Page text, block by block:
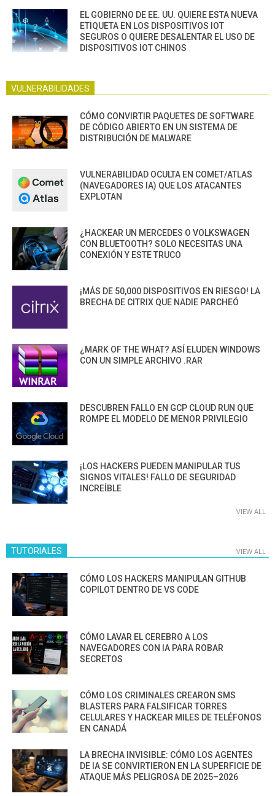
EL GOBIERNO DE EE. UU. QUIERE ESTA NUEVA
ETIQUETA EN LOS DISPOSITIVOS IOT
SEGUROS O QUIERE DESALENTAR EL USO DE
DISPOSITIVOS IOT CHINOS
VULNERABILIDADES
CÓMO CONVIRTIR PAQUETES DE SOFTWARE
DE CÓDIGO ABIERTO EN UN SISTEMA DE
DISTRIBUCIÓN DE MALWARE
VULNERABILIDAD OCULTA EN COMET/ATLAS
(NAVEGADORES IA) QUE LOS ATACANTES
EXPLOTAN
¿HACKEAR UN MERCEDES O VOLKSWAGEN
CON BLUETOOTH? SOLO NECESITAS UNA
CONEXIÓN Y ESTE TRUCO
¡MÁS DE 50,000 DISPOSITIVOS EN RIESGO! LA
BRECHA DE CITRIX QUE NADIE PARCHEÓ
¿MARK OF THE WHAT? ASÍ ELUDEN WINDOWS
CON UN SIMPLE ARCHIVO .RAR
DESCUBREN FALLO EN GCP CLOUD RUN QUE
ROMPE EL MODELO DE MENOR PRIVILEGIO
¡LOS HACKERS PUEDEN MANIPULAR TUS
SIGNOS VITALES! FALLO DE SEGURIDAD
INCREÍBLE
VIEW ALL
TUTORIALES VIEW ALL
CÓMO LOS HACKERS MANIPULAN GITHUB
COPILOT DENTRO DE VS CODE
CÓMO LAVAR EL CEREBRO A LOS
NAVEGADORES CON IA PARA ROBAR
SECRETOS
CÓMO LOS CRIMINALES CREARON SMS
BLASTERS PARA FALSIFICAR TORRES
CELULARES Y HACKEAR MILES DE TELÉFONOS
EN CANADÁ
LA BRECHA INVISIBLE: CÓMO LOS AGENTES
DE IA SE CONVIRTIERON EN LA SUPERFICIE DE
ATAQUE MÁS PELIGROSA DE 2025–2026